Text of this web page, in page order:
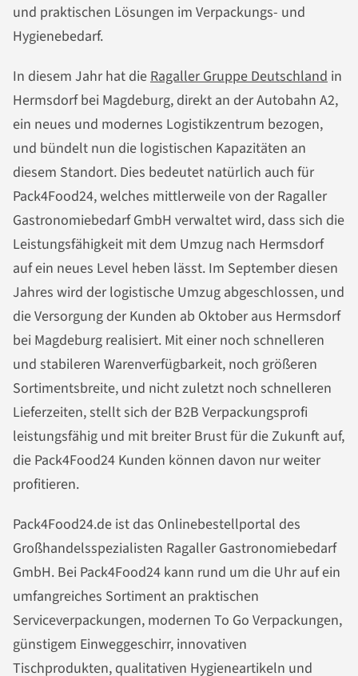
und praktischen Lösungen im Verpackungs- und
Hygienebedarf.
In diesem Jahr hat dieRagaller Gruppe Deutschland in
Hermsdorf bei Magdeburg, direkt an der Autobahn A2,
ein neues und modernes Logistikzentrum bezogen,
und bündelt nun die logistischen Kapazitäten an
diesem Standort. Dies bedeutet natürlich auch für
Pack4Food24, welches mittlerweile von der Ragaller
Gastronomiebedarf GmbH verwaltet wird, dass sich die
Leistungsfähigkeit mit dem Umzug nach Hermsdorf
auf ein neues Level heben lässt. Im September diesen
Jahres wird der logistische Umzug abgeschlossen, und
die Versorgung der Kunden ab Oktober aus Hermsdorf
bei Magdeburg realisiert. Mit einer noch schnelleren
und stabileren Warenverfügbarkeit, noch größeren
Sortimentsbreite, und nicht zuletzt noch schnelleren
Lieferzeiten, stellt sich der B2B Verpackungsprofi
leistungsfähig und mit breiter Brust für die Zukunft auf,
die Pack4Food24 Kunden können davon nur weiter
profitieren.
Pack4Food24.de ist das Onlinebestellportal des
Großhandelsspezialisten Ragaller Gastronomiebedarf
GmbH. Bei Pack4Food24 kann rund um die Uhr auf ein
umfangreiches Sortiment an praktischen
Serviceverpackungen, modernen To Go Verpackungen,
günstigem Einweggeschirr, innovativen
Tischprodukten, qualitativen Hygieneartikeln und